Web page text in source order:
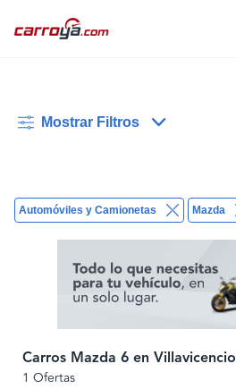
Mostrar Filtros
Automóviles y Camionetas Mazda
Carros Mazda 6 en Villavicencio
1 Ofertas